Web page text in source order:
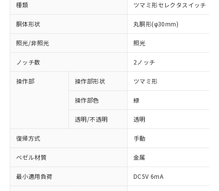
種類 ツマミ形セレクタスイッチ
胴体形状 丸胴形(φ30mm)
照光/非照光 照光
ノッチ数 2ノッチ
操作部 操作部形状 ツマミ形
操作部色 緑
透明/不透明 透明
復帰方式 手動
ベゼル材質 金属
最小適用負荷 DC5V 6mA